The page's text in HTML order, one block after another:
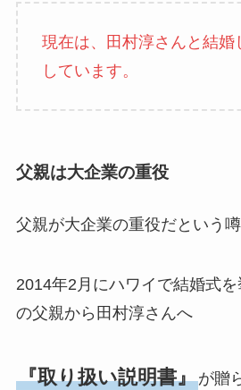
現在は、田村淳さんと結婚
しています。
父親は大企業の重役
父親が大企業の重役だという噂
2014年2月にハワイで結婚式
の父親から田村淳さんへ
『取り扱い説明書』が贈